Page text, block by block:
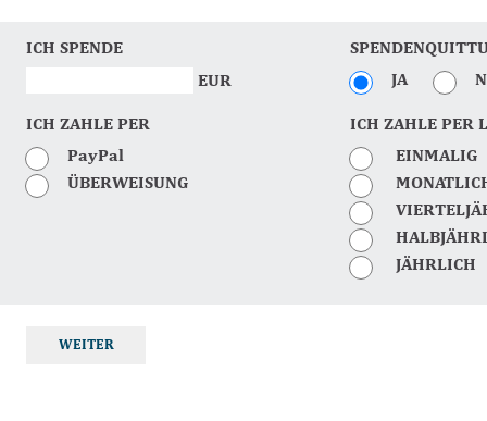
ICH SPENDE
EUR
JA
ICH ZAHLE PER
PayPal
ÜBERWEISUNG
ICH ZAHLE PER
EINMALIG
JÄHRLICH